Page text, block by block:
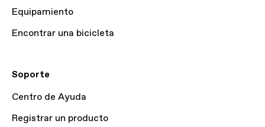
Equipamiento
Encontrar una bicicleta
Soporte
Centro de Ayuda
Registrar un producto